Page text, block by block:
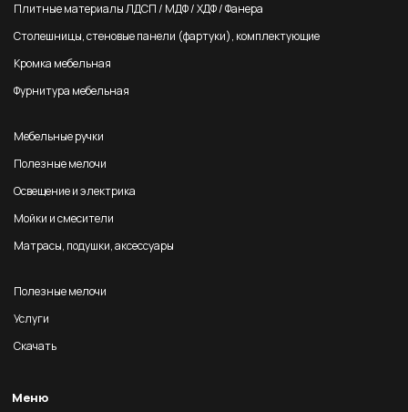
Плитные материалы ЛДСП / МДФ / ХДФ / Фанера
Столешницы, стеновые панели (фартуки), комплектующие
Кромка мебельная
Фурнитура мебельная
Мебельные ручки
Полезные мелочи
Освещение и электрика
Мойки и смесители
Матрасы, подушки, аксессуары
Полезные мелочи
Услуги
Скачать
Меню